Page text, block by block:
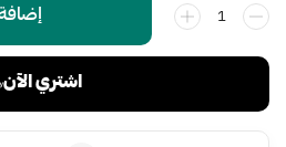
اشتري الآن